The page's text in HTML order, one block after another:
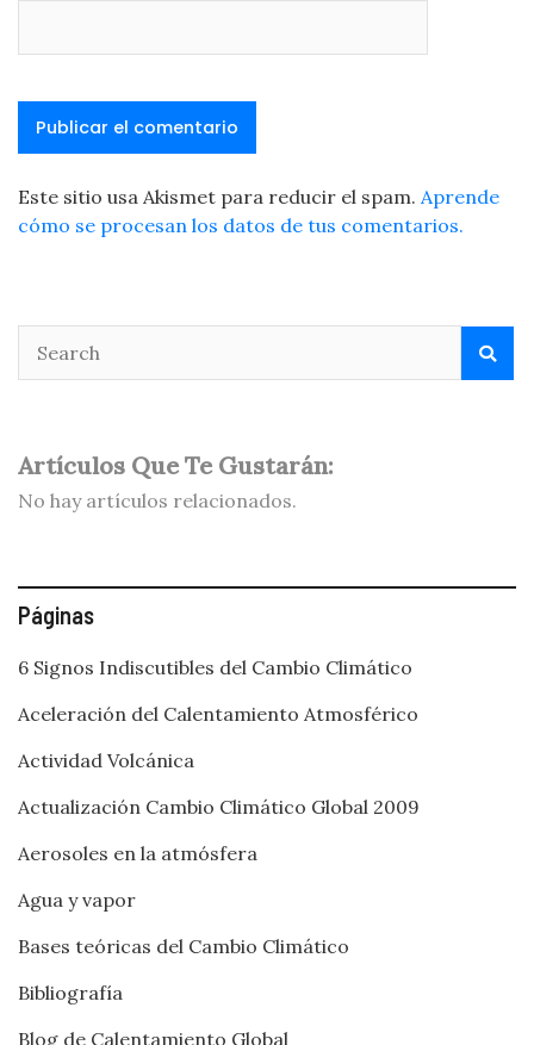
Este sitio usa Akismet para reducir el spam. Aprende
cómo se procesan los datos de tus comentarios.
Artículos Que Te Gustarán:
No hay artículos relacionados.
Páginas
6 Signos Indiscutibles del Cambio Climático
Aceleración del Calentamiento Atmosférico
Actividad Volcánica
Actualización Cambio Climático Global 2009
Aerosoles en la atmósfera
Agua y vapor
Bases teóricas del Cambio Climático
Bibliografía
Blog de Calentamiento Global